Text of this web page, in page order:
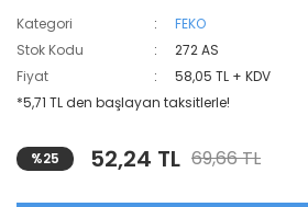
Kategori
FEKO
Stok Kodu
272 AS
Fiyat
58,05 TL + KDV
*5,71 TL den başlayan taksitlerle!
%25 52,24 TL 69,66 TL